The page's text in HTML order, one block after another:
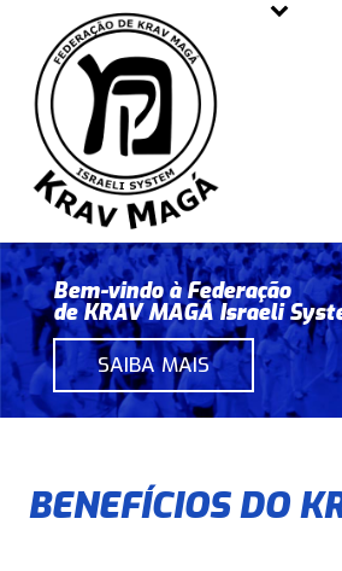
Bem-vindo à Federação
de KRAV MAGÁ Israeli
SAIBA MAIS
BENEFÍCIOS DO